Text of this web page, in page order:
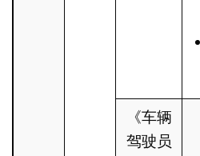
《车辆
驾驶员